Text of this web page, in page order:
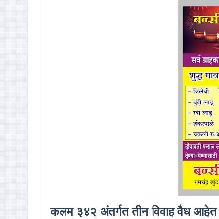
कलम ३४२ अंतर्गत तीन विवाह वैध